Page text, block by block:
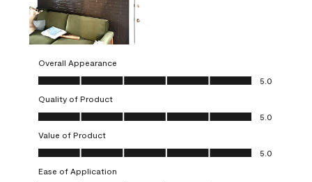
Overall Appearance
Overall Appearance, 5.0 out of 5
5.0
Quality of Product
Quality of Product, 5.0 out of 5
5.0
Value of Product
Value of Product, 5.0 out of 5
5.0
Ease of Application